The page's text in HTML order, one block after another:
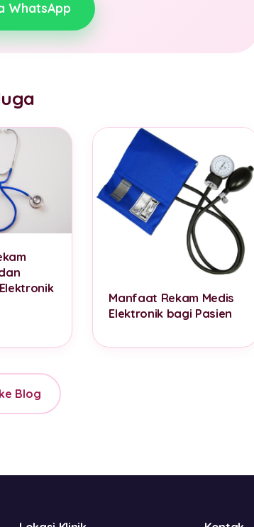
WhatsApp
Manfaat Rekam Medis
Elektronik bagi Pasien
Blog